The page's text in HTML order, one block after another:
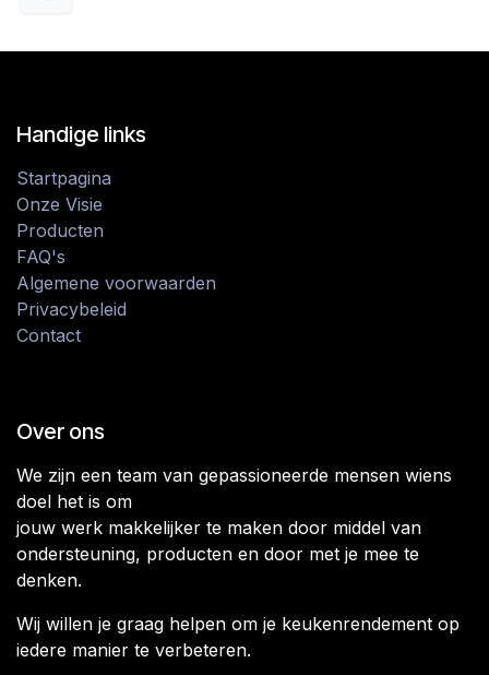
Handige links
Startpagina
Onze Visie
Producten
FAQ's
Algemene voorwaarden
Privacybeleid
Contact
Over ons
We zijn een team van gepassioneerde mensen wiens
doel het is om
jouw werk makkelijker te maken door middel van
ondersteuning, producten en door met je mee te
denken.
Wij willen je graag helpen om je keukenrendement op
iedere manier te verbeteren.